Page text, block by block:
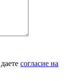
согласие на